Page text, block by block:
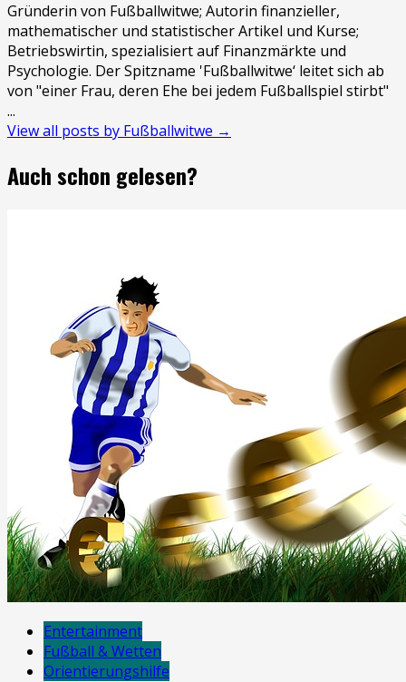
Gründerin von Fußballwitwe; Autorin finanzieller,
mathematischer und statistischer Artikel und Kurse;
Betriebswirtin, spezialisiert auf Finanzmärkte und
Psychologie. Der Spitzname 'Fußballwitwe‘ leitet sich ab
von "einer Frau, deren Ehe bei jedem Fußballspiel stirbt"
...
View all posts by Fußballwitwe →
Auch schon gelesen?
Entertainment
Fußball & Wetten
Orientierungshilfe